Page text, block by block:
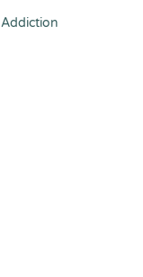
Addiction